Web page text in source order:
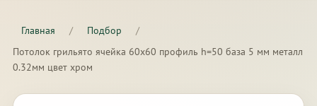
Главная / Подбор
/
Потолок грильято ячейка 60х60 профиль h=50 база 5 мм металл
0.32мм цвет хром